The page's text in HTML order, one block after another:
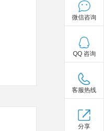
微信咨询
QQ 咨询
客服热线
分享